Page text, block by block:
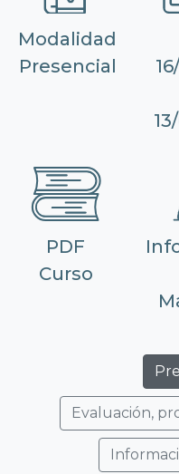
Modalidad
Presencial
PDF
Curso
Evaluación,